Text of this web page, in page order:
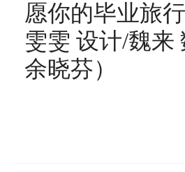
愿你的毕业旅
雯雯 设计/魏来
余晓芬）